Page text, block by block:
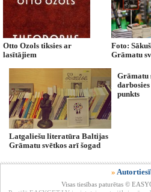
Otto Ozols tiksies ar
lasītājiem
Foto:
Grāmatu
Latgaliešu literatūra Baltijas
Grāmatu svētkos arī šogad
Grāmatu
punkts
»
Visas tiesības paturētas ©